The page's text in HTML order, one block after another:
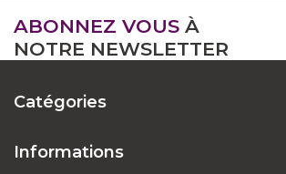
ABONNEZ VOUS À
NOTRE NEWSLETTER
Catégories
Informations